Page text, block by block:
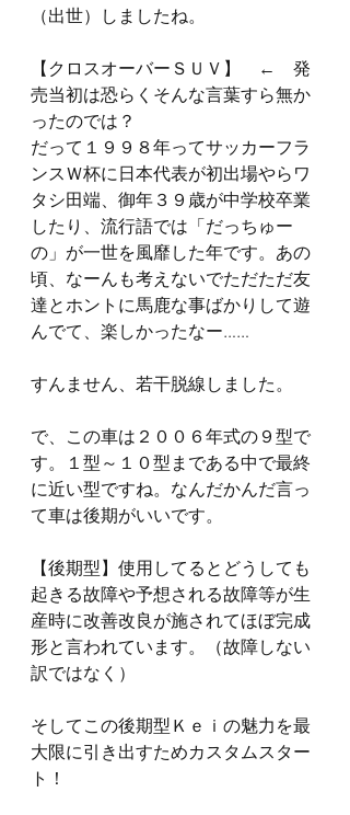
（出世）しましたね。
【クロスオーバーＳＵＶ】　←　発
売当初は恐らくそんな言葉すら無か
ったのでは？
だって１９９８年ってサッカーフラ
ンスＷ杯に日本代表が初出場やらワ
タシ田端、御年３９歳が中学校卒業
したり、流行語では「だっちゅー
の」が一世を風靡した年です。あの
頃、なーんも考えないでただただ友
達とホントに馬鹿な事ばかりして遊
んでて、楽しかったなー……
すんません、若干脱線しました。
で、この車は２００６年式の９型で
す。１型～１０型まである中で最終
に近い型ですね。なんだかんだ言っ
て車は後期がいいです。
【後期型】使用してるとどうしても
起きる故障や予想される故障等が生
産時に改善改良が施されてほぼ完成
形と言われています。（故障しない
訳ではなく）
そしてこの後期型Ｋｅｉの魅力を最
大限に引き出すためカスタムスター
ト！